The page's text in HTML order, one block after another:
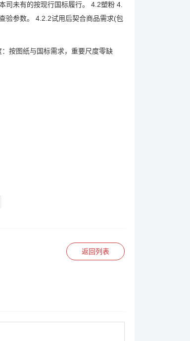
司未有的按现行国标履行。 4.2塑粉 4.
验参数。 4.2.2试用后契合商品需求(包
按图纸与国标需求，重要尺度零缺
返回列表